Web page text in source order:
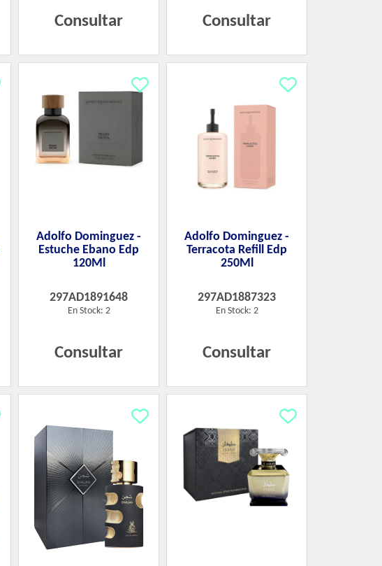
Consultar Consultar
Adolfo Dominguez -
Estuche Ebano Edp
120Ml
297AD1891648
En Stock: 2
Consultar
Adolfo Dominguez -
Terracota Refill Edp
250Ml
297AD1887323
En Stock: 2
Consultar